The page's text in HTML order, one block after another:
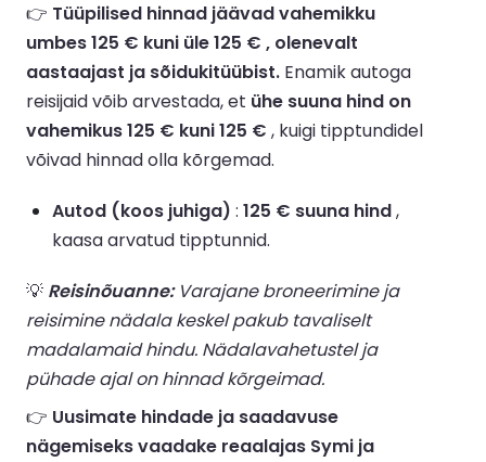
👉 Tüüpilised hinnad jäävad vahemikku
umbes 125 € kuni üle 125 € , olenevalt
aastaajast ja sõidukitüübist. Enamik autoga
reisijaid võib arvestada, et ühe suuna hind on
vahemikus 125 € kuni 125 € , kuigi tipptundidel
võivad hinnad olla kõrgemad.
Autod (koos juhiga) : 125 € suuna hind,
kaasa arvatud tipptunnid.
💡 Reisinõuanne:Varajane broneerimine ja
reisimine nädala keskel pakub tavaliselt
madalamaid hindu. Nädalavahetustel ja
pühade ajal on hinnad kõrgeimad.
👉 Uusimate hindade ja saadavuse
nägemiseks vaadake reaalajas Symi ja